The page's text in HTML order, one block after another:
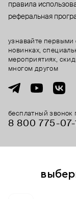
правила
реферальная
бесплатный звонок
8 800 775⁠-07⁠-
узнавайте первыми
новинках,
мероприятиях,
многом другом